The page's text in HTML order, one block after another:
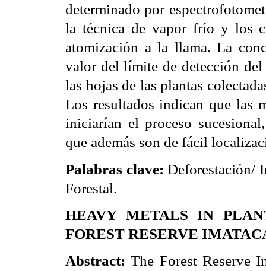
determinado por
la técnica de vapor frío y los
atomización a la llama. La
valor del límite de detección
las hojas de las plantas
Los resultados indican que las
iniciarían el proceso
que además son de fácil
Palabras clave: Deforestación/
Forestal.
HEAVY METALS IN
FOREST RESERVE
Abstract: The Forest Reserve